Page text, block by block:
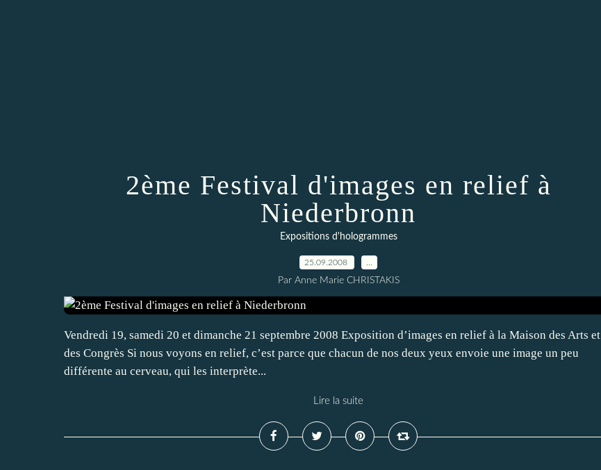
2ème Festival d'images en relief à
Niederbronn
Expositions d'hologrammes
25.09.2008
Par Anne Marie CHRISTAKIS
Vendredi 19, samedi 20 et dimanche 21 septembre 2008 Exposition d’images en relief à la Maison des Arts et
des Congrès Si nous voyons en relief, c’est parce que chacun de nos deux yeux envoie une image un peu
différente au cerveau, qui les interprète...
Lire la suite